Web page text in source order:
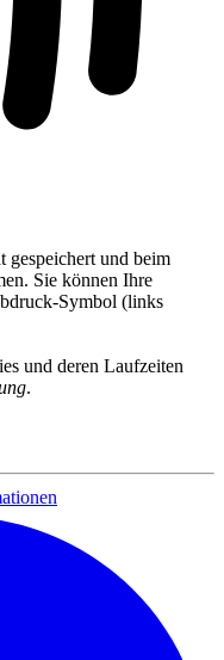
und beim
Sie können Ihre
Symbol (links
und deren Laufzeiten
.